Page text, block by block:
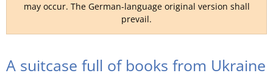
RU
may occur. The German-language original version shall
prevail.
A suitcase full of books from Ukraine